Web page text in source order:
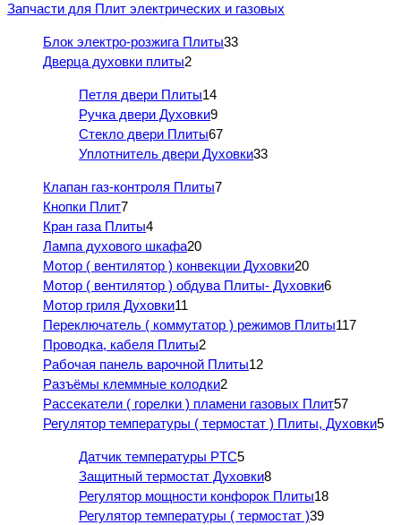
Запчасти для Плит электрических и газовых
Блок электро-розжига Плиты33
Дверца духовки плиты2
Петля двери Плиты14
Ручка двери Духовки9
Стекло двери Плиты67
Уплотнитель двери Духовки33
Клапан газ-контроля Плиты7
Кнопки Плит7
Кран газа Плиты4
Лампа духового шкафа20
Мотор ( вентилятор ) конвекции Духовки20
Мотор ( вентилятор ) обдува Плиты- Духовки6
Мотор гриля Духовки11
Переключатель ( коммутатор ) режимов Плиты117
Проводка, кабеля Плиты2
Рабочая панель варочной Плиты12
Разъёмы клеммные колодки2
Рассекатели ( горелки ) пламени газовых Плит57
Регулятор температуры ( термостат ) Плиты, Духовки5
Датчик температуры PTC5
Защитный термостат Духовки8
Регулятор мощности конфорок Плиты18
Регулятор температуры ( термостат )39